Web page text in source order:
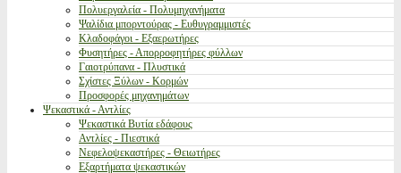
Πολυεργαλεία - Πολυμηχανήματα
Ψαλίδια μπορντούρας - Ευθυγραμμιστές
Κλαδοφάγοι - Εξαερωτήρες
Φυσητήρες - Απορροφητήρες φύλλων
Γαιοτρύπανα - Πλυστικά
Σχίστες Ξύλων - Κορμών
Προσφορές μηχανημάτων
Ψεκαστικά - Αντλίες
Ψεκαστικά Βυτία εδάφους
Αντλίες - Πιεστικά
Νεφελοψεκαστήρες - Θειωτήρες
Εξαρτήματα ψεκαστικών